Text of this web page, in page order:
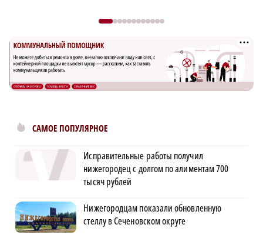
САМОЕ ПОПУЛЯРНОЕ
Исправительные работы получил
нижегородец с долгом по алиментам 700
тысяч рублей
Нижегородцам показали обновленную
стеллу в Сеченовском округе